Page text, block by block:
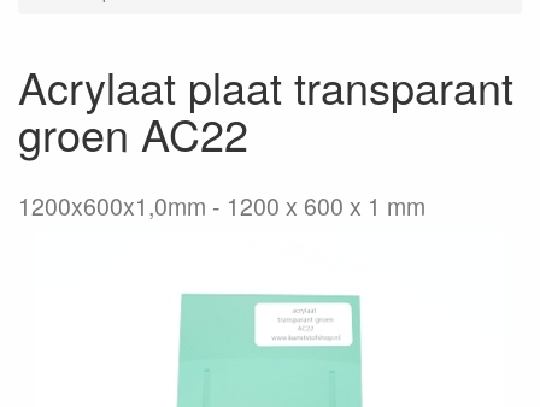
Acrylaat plaat transparant
groen AC22
1200x600x1,0mm 1200 x 600 x 1 mm